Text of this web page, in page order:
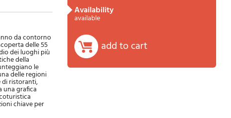
da contorno
delle 55
dei luoghi più
della
le
delle regioni
di ristoranti,
una grafica
chiave per
availability
available
add to cart